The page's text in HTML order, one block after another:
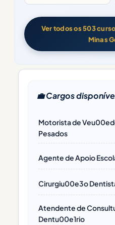
Ver todos os 503
Minas
💼 Cargos
Motorista de
Pesados
Agente de Apoio
Cirurgiu00e3o
Atendente de
Dentu00e1rio